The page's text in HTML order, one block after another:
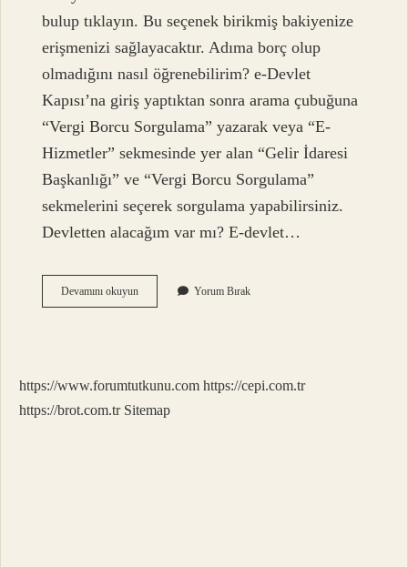
bulup tıklayın. Bu seçenek birikmiş bakiyenize
erişmenizi sağlayacaktır. Adıma borç olup
olmadığını nasıl öğrenebilirim? e-Devlet
Kapısı’na giriş yaptıktan sonra arama çubuğuna
“Vergi Borcu Sorgulama” yazarak veya “E-
Hizmetler” sekmesinde yer alan “Gelir İdaresi
Başkanlığı” ve “Vergi Borcu Sorgulama”
sekmelerini seçerek sorgulama yapabilirsiniz.
Devletten alacağım var mı? E-devlet…
Devamını okuyunE
Devletten
Yorum Bırak
https://www.forumtutkunu.com https://cepi.com.tr
https://brot.com.tr Sitemap